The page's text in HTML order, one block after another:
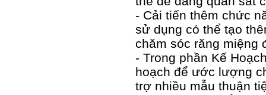
- Cải tiến thêm chức
sử dụng có thể tạo
chăm sóc răng miệng
- Trong phần Kế
hoạch để ước lượng
trợ nhiều mẫu thuận